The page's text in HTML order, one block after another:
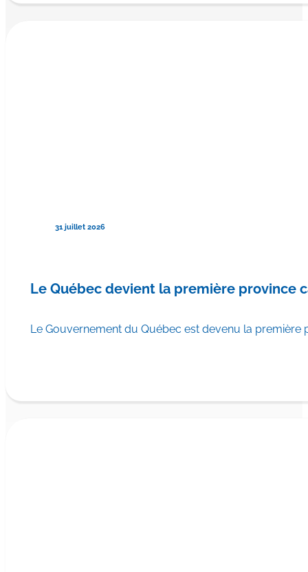
31 juillet 2026
Le Québec devient la première province
Le Gouvernement du Québec est devenu la première